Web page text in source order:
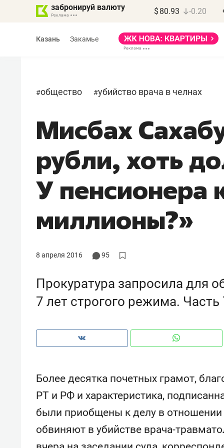
забронируй валюту $ 80.93 -0.20
Казань Закамье
#общество #убийство врача в челнах
Мисбах
рубли, хоть
У пенсионера
миллионы?»
8 апреля 2016 95
Прокуратура запросила для
7 лет строгого режима. Часть
Более десятка почетных грамот,
РТ и РФ и характеристика,
были приобщены к делу в отношении
обвиняют в убийстве врача-
Василь Мазитов
МАРТ
«Не зная местных
правил, бизнес может
потерять минимум
Как бизнесу выйти на зарубежные
Как ГК «МИР ГРУПП» и ВТБ
создают оазис жилого
комфорта под Казанью
150
ID